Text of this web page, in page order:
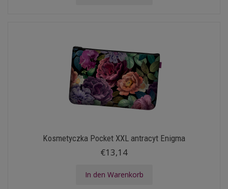
Kosmetyczka Pocket XXL antracyt Enigma
€13,14
In den Warenkorb